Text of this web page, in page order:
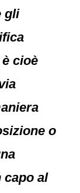
gli
cioè
o
capo al